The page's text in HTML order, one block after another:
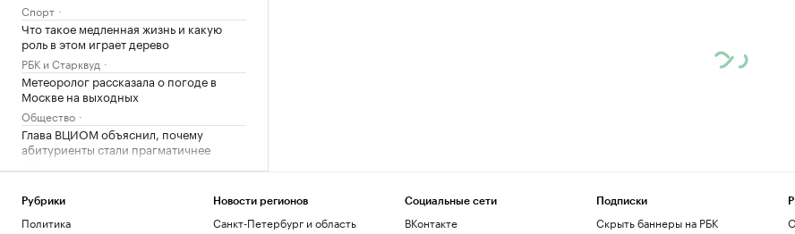
Спорт
Что такое медленная жизнь и какую
роль в этом играет дерево
РБК и Старквуд
Метеоролог рассказала о погоде в
Москве на выходных
Общество
Глава ВЦИОМ объяснил, почему
абитуриенты стали прагматичнее
Общество
Троицкий монастырь РПЦЗ в борьбе с
ветряками
Рубрики
Политика
Новости регионов
Санкт-Петербург и область
Социальные сети
ВКонтакте
Подписки
Скрыть баннеры на РБК